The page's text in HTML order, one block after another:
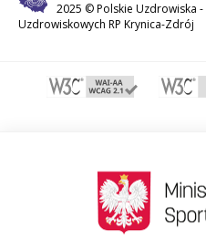
2025 © Polskie Uzdrowiska -
Uzdrowiskowych RP Krynica-Zdrój